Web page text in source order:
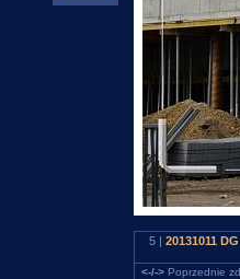
5 | 20131011
<-/->Poprzednie